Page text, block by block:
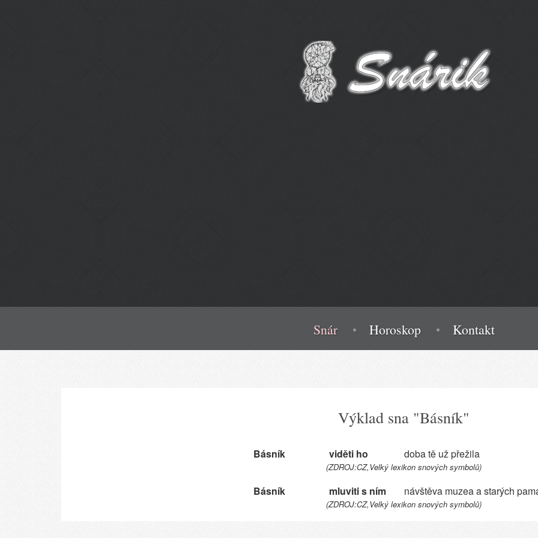
Snár Horoskop Kontakt
Výklad sna "Básník"
Básník viděti ho doba tě už přežila
(ZDROJ:CZ,Velký lexikon snových symbolů)
Básník mluviti s ním návštěva muzea a starých
(ZDROJ:CZ,Velký lexikon snových symbolů)